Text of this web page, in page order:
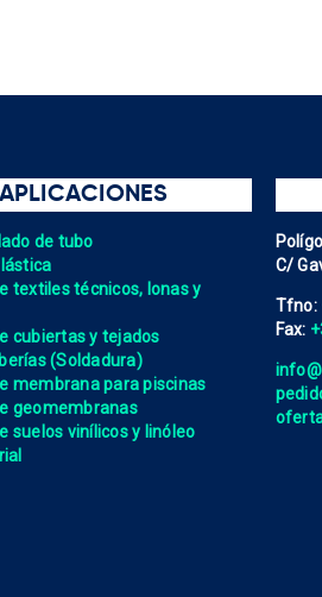
APLICACIONES
de tubo
textiles técnicos, lonas y
cubiertas y tejados
(Soldadura)
membrana para piscinas
geomembranas
suelos vinílicos y linóleo
C/
Tfno:
Fax: